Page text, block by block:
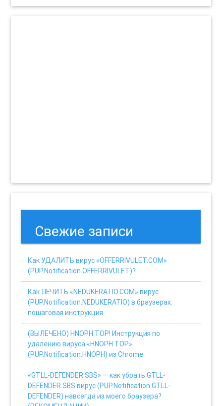
Свежие записи
Как УДАЛИТЬ вирус «OFFERRIVULET.COM»
(PUP.Notification.OFFERRIVULET)?
Как ЛЕЧИТЬ «NEDUKERATIO.COM» вирус
(PUP.Notification.NEDUKERATIO) в браузерах:
пошаговая инструкция
(ВЫЛЕЧЕНО) HNOPH.TOP! Инструкция по
удалению вируса «HNOPH.TOP»
(PUP.Notification.HNOPH) из Chrome
«GTLL-DEFENDER.SBS» — как убрать GTLL-
DEFENDER.SBS вирус (PUP.Notification.GTLL-
DEFENDER) навсегда из моего браузера?